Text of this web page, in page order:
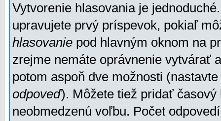
Vytvorenie hlasovania je
upravujete prvý príspevok, pokiaľ
hlasovanie pod hlavným oknom na
zrejme nemáte oprávnenie vytvárať
potom aspoň dve možnosti
odpoveď). Môžete tiež pridať
neobmedzenú voľbu. Počet